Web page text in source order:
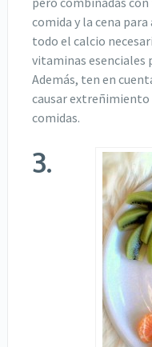
comida y la cena
todo el calcio
vitaminas esenciales
Además, ten en
causar
comidas.
3.